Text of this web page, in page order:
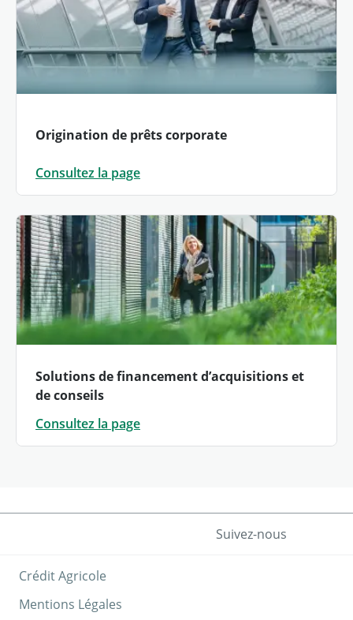
Origination de prêts corporate
Consultez la page
Solutions de financement d’acquisitions et
de conseils
Consultez la page
Crédit Agricole
Mentions Légales
Suivez-nous